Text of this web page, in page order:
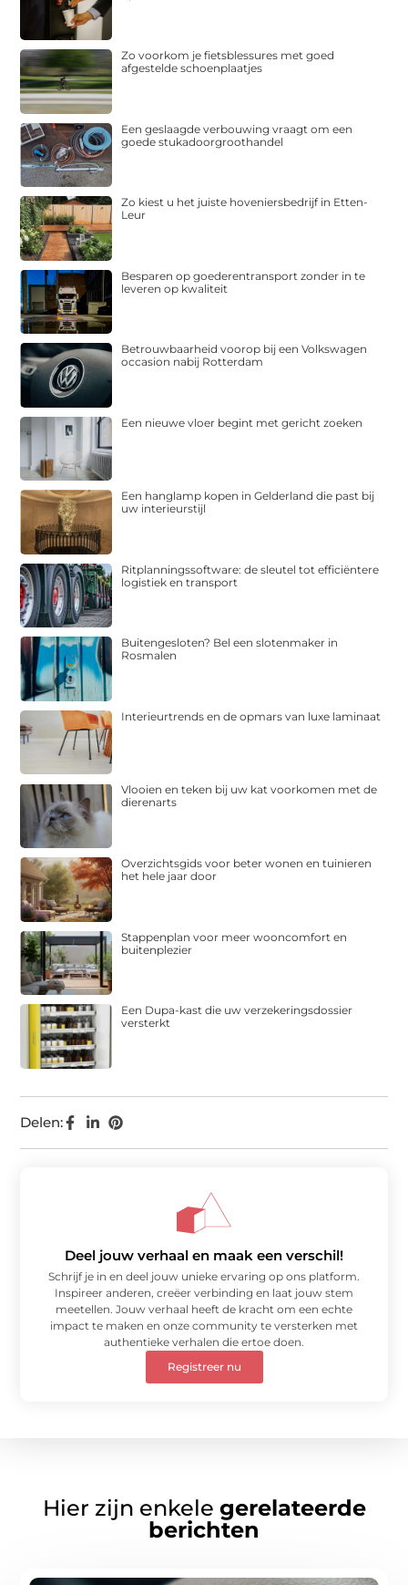
Delen:
Zo voorkom je fietsblessures met goed
afgestelde schoenplaatjes
Een geslaagde verbouwing vraagt om een
goede stukadoorgroothandel
Zo kiest u het juiste hoveniersbedrijf in Etten-
Leur
Besparen op goederentransport zonder in te
leveren op kwaliteit
Betrouwbaarheid voorop bij een Volkswagen
occasion nabij Rotterdam
Een nieuwe vloer begint met gericht zoeken
Een hanglamp kopen in Gelderland die past bij
uw interieurstijl
Ritplanningssoftware: de sleutel tot efficiëntere
logistiek en transport
Buitengesloten? Bel een slotenmaker in
Rosmalen
Interieurtrends en de opmars van luxe laminaat
Vlooien en teken bij uw kat voorkomen met de
dierenarts
Overzichtsgids voor beter wonen en tuinieren
het hele jaar door
Stappenplan voor meer wooncomfort en
buitenplezier
Een Dupa-kast die uw verzekeringsdossier
versterkt
Deel jouw verhaal en maak een verschil!
Schrijf je in en deel jouw unieke ervaring op ons platform.
Inspireer anderen, creëer verbinding en laat jouw stem
meetellen. Jouw verhaal heeft de kracht om een echte
impact te maken en onze community te versterken met
authentieke verhalen die ertoe doen.
Registreer nu
Hier zijn enkele gerelateerde
berichten